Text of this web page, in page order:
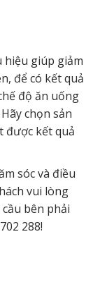
hiệu giúp giảm
để có kết quả
độ ăn uống
chọn sản
được kết quả
sóc và điều
vui lòng
bên phải
288!